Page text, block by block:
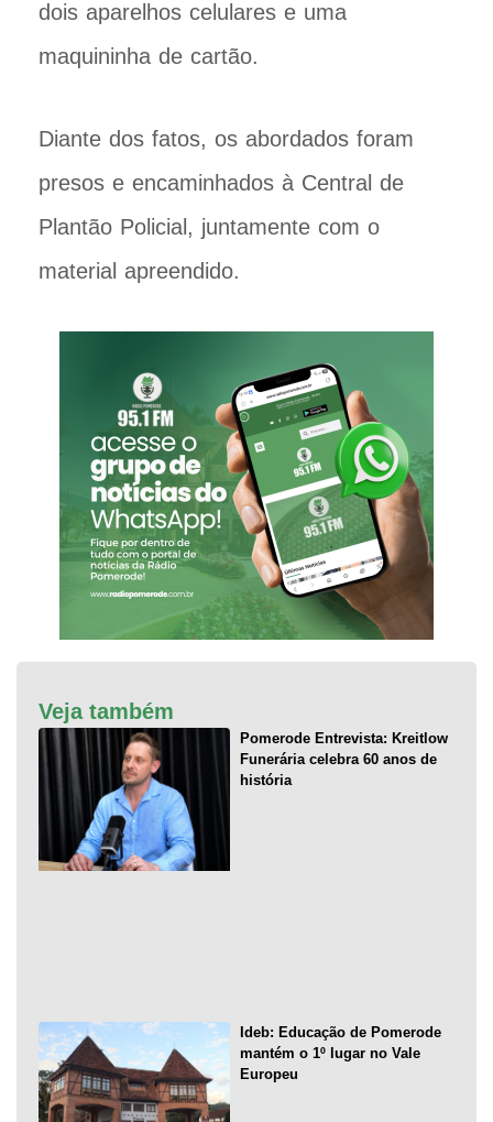
dois aparelhos celulares e uma
maquininha de cartão.
Diante dos fatos, os abordados foram
presos e encaminhados à Central de
Plantão Policial, juntamente com o
material apreendido.
Veja também
Pomerode Entrevista: Kreitlow
Funerária celebra 60 anos de
história
Ideb: Educação de Pomerode
mantém o 1º lugar no Vale
Europeu